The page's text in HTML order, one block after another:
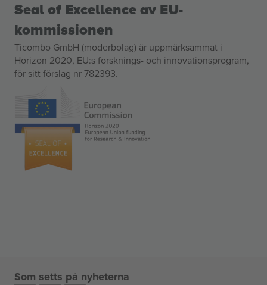
Seal of Excellence av EU-
kommissionen
Ticombo GmbH (moderbolag) är uppmärksammat i
Horizon 2020, EU:s forsknings- och innovationsprogram,
för sitt förslag nr 782393.
Som setts på nyheterna